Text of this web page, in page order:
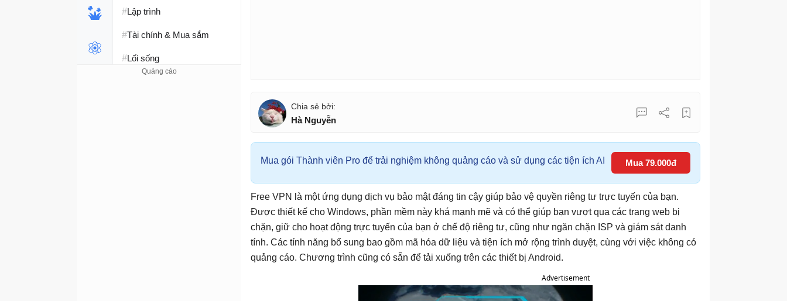
Hà Nguyễn
Mua gói Thành viên Pro để trải nghiệm không quảng cáo và sử dụng các tiện ích AI Mua 79.000đ
Free VPN là một ứng dụng dịch vụ bảo mật đáng tin cậy giúp bảo vệ quyền riêng tư trực tuyến của bạn.
Được thiết kế cho Windows, phần mềm này khá mạnh mẽ và có thể giúp bạn vượt qua các trang web bị
chặn, giữ cho hoạt động trực tuyến của bạn ở chế độ riêng tư, cũng như ngăn chặn ISP và giám sát danh
tính. Các tính năng bổ sung bao gồm mã hóa dữ liệu và tiện ích mở rộng trình duyệt, cùng với việc không có
quảng cáo. Chương trình cũng có sẵn để tải xuống trên các thiết bị Android.
Advertisement
#Lập trình
#Tài chính & Mua sắm
#Lối sống